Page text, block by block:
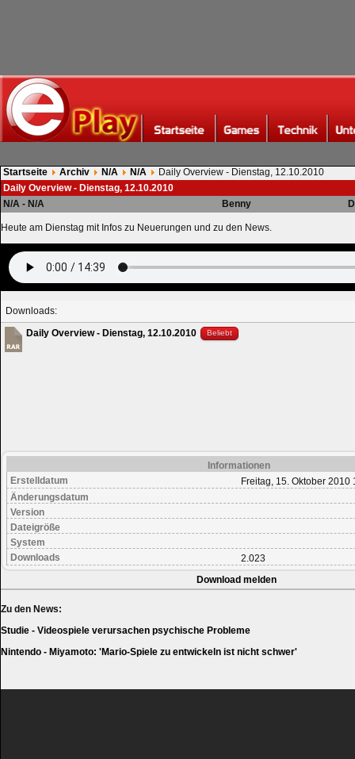
Startseite Archiv N/A N/A
Daily Overview - Dienstag, 12.10.2010
Daily Overview - Dienstag, 12.10.2010
N/A - N/A
Benny
Heute am Dienstag mit Infos zu Neuerungen und zu den News.
Downloads:
Daily Overview - Dienstag, 12.10.2010
Beliebt
Informationen
Erstelldatum
Freitag, 15. Oktober 2010
Änderungsdatum
Version
Dateigröße
System
Downloads
2.023
Download melden
Zu den News:
Studie - Videospiele verursachen psychische Probleme
Nintendo - Miyamoto: 'Mario-Spiele zu entwickeln ist nicht schwer'